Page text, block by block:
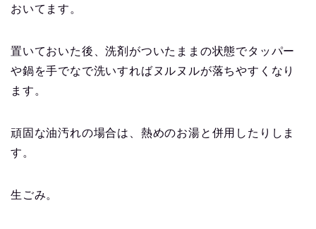
おいてます。
置いておいた後、洗剤がついたままの状態でタッパー
や鍋を手でなで洗いすればヌルヌルが落ちやすくなり
ます。
頑固な油汚れの場合は、熱めのお湯と併用したりしま
す。
生ごみ。